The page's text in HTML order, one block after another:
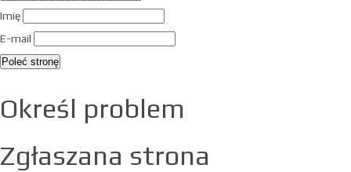
Imię
E-mail
Określ problem
Zgłaszana strona